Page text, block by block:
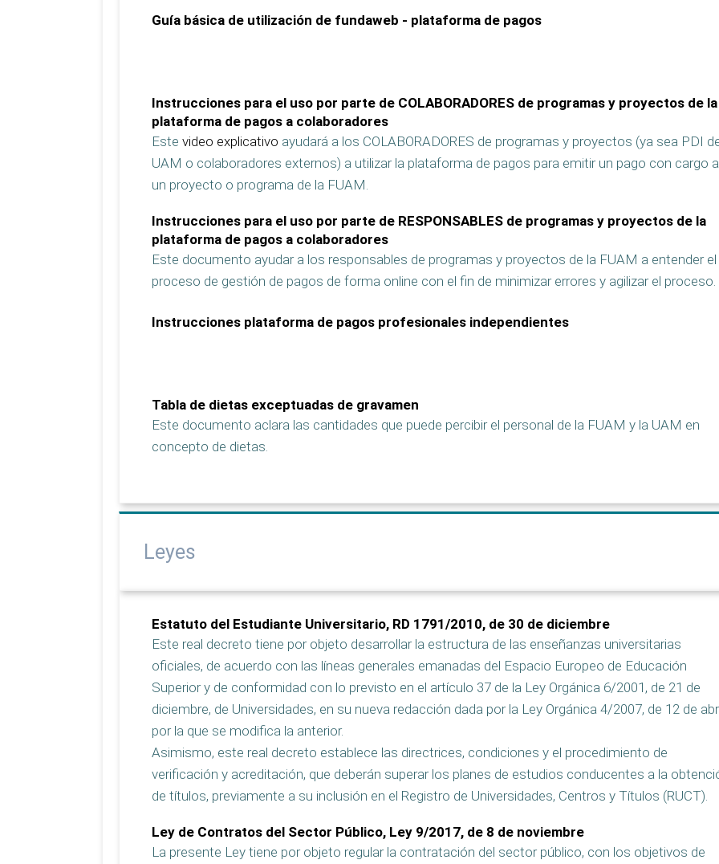
Guía básica de utilización de fundaweb - plataforma de pagos
Instrucciones para el uso por parte de COLABORADORES de programas y proyectos de la
plataforma de pagos a colaboradores
Este video explicativo ayudará a los COLABORADORES de programas y proyectos (ya sea PDI
UAM o colaboradores externos) a utilizar la plataforma de pagos para emitir un pago con cargo a
un proyecto o programa de la FUAM.
Instrucciones para el uso por parte de RESPONSABLES de programas y proyectos de la
plataforma de pagos a colaboradores
Este documento ayudar a los responsables de programas y proyectos de la FUAM a entender el
proceso de gestión de pagos de forma online con el fin de minimizar errores y agilizar el proceso.
Instrucciones plataforma de pagos profesionales independientes
Tabla de dietas exceptuadas de gravamen
Este documento aclara las cantidades que puede percibir el personal de la FUAM y la UAM en
concepto de dietas.
Leyes
Estatuto del Estudiante Universitario, RD 1791/2010, de 30 de diciembre
Este real decreto tiene por objeto desarrollar la estructura de las enseñanzas universitarias
oficiales, de acuerdo con las líneas generales emanadas del Espacio Europeo de Educación
Superior y de conformidad con lo previsto en el artículo 37 de la Ley Orgánica 6/2001, de 21 de
diciembre, de Universidades, en su nueva redacción dada por la Ley Orgánica 4/2007, de 12 de
por la que se modifica la anterior.
Asimismo, este real decreto establece las directrices, condiciones y el procedimiento de
verificación y acreditación, que deberán superar los planes de estudios conducentes a la
de títulos, previamente a su inclusión en el Registro de Universidades, Centros y Títulos (RUCT).
Ley de Contratos del Sector Público, Ley 9/2017, de 8 de noviembre
La presente Ley tiene por objeto regular la contratación del sector público, con los objetivos de